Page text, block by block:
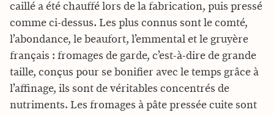
caillé a été chauffé lors de la fabrication, puis pressé
comme ci-dessus. Les plus connus sont le comté,
l’abondance, le beaufort, l’emmental et le gruyère
français : fromages de garde, c’est-à-dire de grande
taille, conçus pour se bonifier avec le temps grâce à
l’affinage, ils sont de véritables concentrés de
nutriments. Les fromages à pâte pressée cuite sont